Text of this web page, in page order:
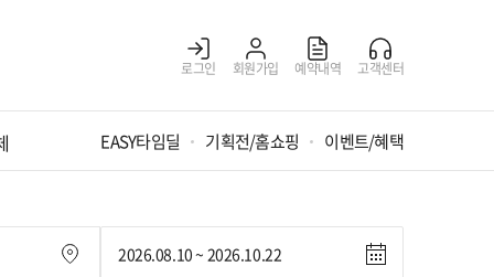
로그인 회원가입 예약내역 고객센터
EASY타임딜 기획전/홈쇼핑 이벤트/혜택